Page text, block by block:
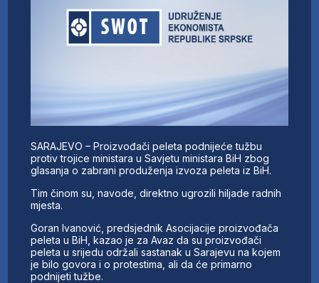
UČLANI SE
SARAJEVO – Proizvođači peleta podnijeće tužbu
protiv trojice ministara u Savjetu ministara BiH zbog
glasanja o zabrani produženja izvoza peleta iz BiH.
Tim činom su, navode, direktno ugrozili hiljade radnih
mjesta.
Goran Ivanović, predsjednik Asocijacije proizvođača
peleta u BiH, kazao je za Avaz da su proizvođači
peleta u srijedu održali sastanak u Sarajevu na kojem
je bilo govora i o protestima, ali da će primarno
podnijeti tužbe.